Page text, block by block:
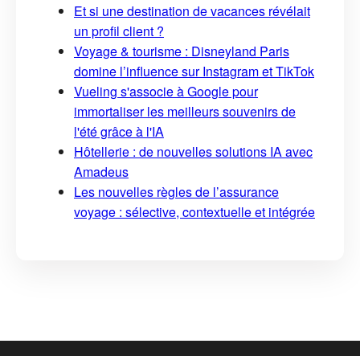
Et si une destination de vacances révélait
un profil client ?
Voyage & tourisme : Disneyland Paris
domine l’influence sur Instagram et TikTok
Vueling s'associe à Google pour
immortaliser les meilleurs souvenirs de
l'été grâce à l'IA
Hôtellerie : de nouvelles solutions IA avec
Amadeus
Les nouvelles règles de l’assurance
voyage : sélective, contextuelle et intégrée